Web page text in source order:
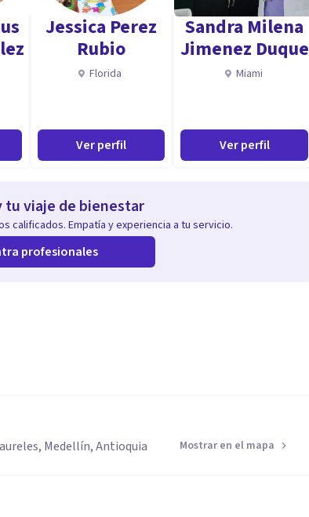
motivador, compasivo...
Jessica Perez
Rubio
Florida
Ver perfil
Sandra Milena
Jimenez Duque
Miami
Ver perfil
tu viaje de bienestar
calificados. Empatía y experiencia a tu servicio.
profesionales
Medellín, Antioquia
Mostrar en el mapa